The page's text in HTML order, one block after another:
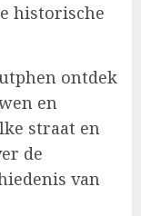
historische
ontdek
en
straat en
de
van